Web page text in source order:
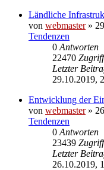
Ländliche
von webmaster»
Tendenzen
0 Antworten
22470
Letzter
29.10.2019,
Entwicklung der
von webmaster»
Tendenzen
0 Antworten
23439
Letzter
26.10.2019,